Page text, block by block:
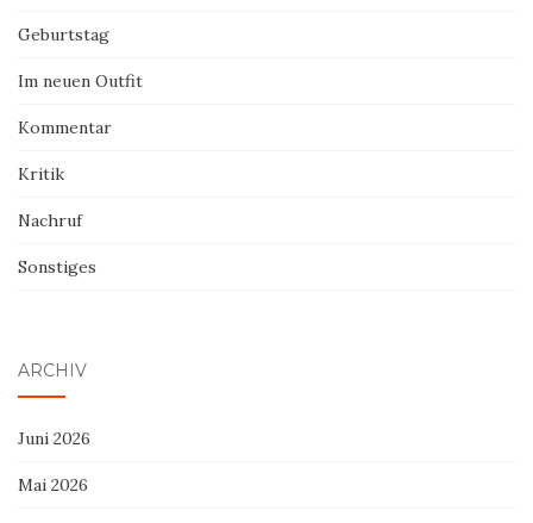
Geburtstag
Im neuen Outfit
Kommentar
Kritik
Nachruf
Sonstiges
ARCHIV
Juni 2026
Mai 2026